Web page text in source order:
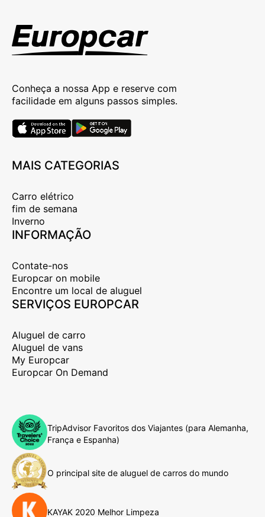
Conheça a nossa App e reserve com
facilidade em alguns passos simples.
MAIS CATEGORIAS
Carro elétrico
fim de semana
Inverno
INFORMAÇÃO
Contate-nos
Europcar on mobile
Encontre um local de aluguel
SERVIÇOS EUROPCAR
Aluguel de carro
Aluguel de vans
My Europcar
Europcar On Demand
TripAdvisor Favoritos dos Viajantes (para Alemanha,
França e Espanha)
O principal site de aluguel de carros do mundo
KAYAK 2020 Melhor Limpeza